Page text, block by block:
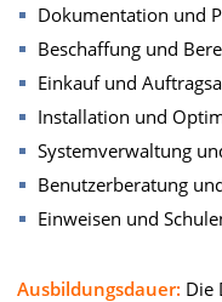
Dokumentation und
Beschaffung und
Einkauf und
Installation und
Systemverwaltung
Benutzerberatung
Einweisen und
Ausbildungsdauer: Die